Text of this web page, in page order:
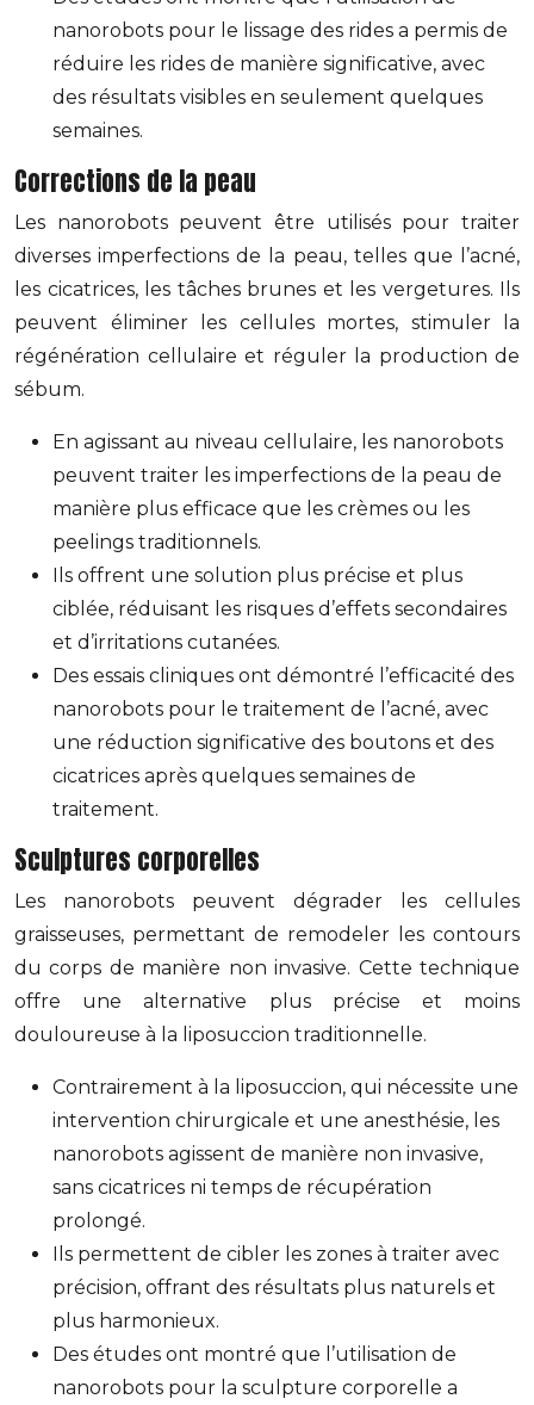
nanorobots pour le lissage des rides a permis de
réduire les rides de manière significative, avec
des résultats visibles en seulement quelques
semaines.
Corrections de la peau
Les nanorobots peuvent être utilisés pour traiter
diverses imperfections de la peau, telles que l’acné,
les cicatrices, les tâches brunes et les vergetures. Ils
peuvent éliminer les cellules mortes, stimuler la
régénération cellulaire et réguler la production de
sébum.
En agissant au niveau cellulaire, les nanorobots
peuvent traiter les imperfections de la peau de
manière plus efficace que les crèmes ou les
peelings traditionnels.
Ils offrent une solution plus précise et plus
ciblée, réduisant les risques d’effets secondaires
et d’irritations cutanées.
Des essais cliniques ont démontré l’efficacité des
nanorobots pour le traitement de l’acné, avec
une réduction significative des boutons et des
cicatrices après quelques semaines de
traitement.
Sculptures corporelles
Les nanorobots peuvent dégrader les cellules
graisseuses, permettant de remodeler les contours
du corps de manière non invasive. Cette technique
offre une alternative plus précise et moins
douloureuse à la liposuccion traditionnelle.
Contrairement à la liposuccion, qui nécessite une
intervention chirurgicale et une anesthésie, les
nanorobots agissent de manière non invasive,
sans cicatrices ni temps de récupération
prolongé.
Ils permettent de cibler les zones à traiter avec
précision, offrant des résultats plus naturels et
plus harmonieux.
Des études ont montré que l’utilisation de
nanorobots pour la sculpture corporelle a